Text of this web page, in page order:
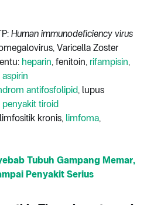
Human immunodeficiency virus
Varicella Zoster
heparin, fenitoin, rifampisin,
aspirin
antifosfolipid, lupus
penyakit tiroid
kronis, limfoma,
Tubuh Gampang Memar,
Penyakit Serius